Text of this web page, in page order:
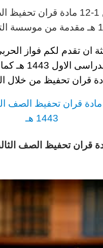
مقدمة من موسسة
ان تقدم لكم
الاول 1443 هـ
قران تحفيظ من خلال
الصف
1443 هـ
الحربي درس التغابن 1-12 مادة قران